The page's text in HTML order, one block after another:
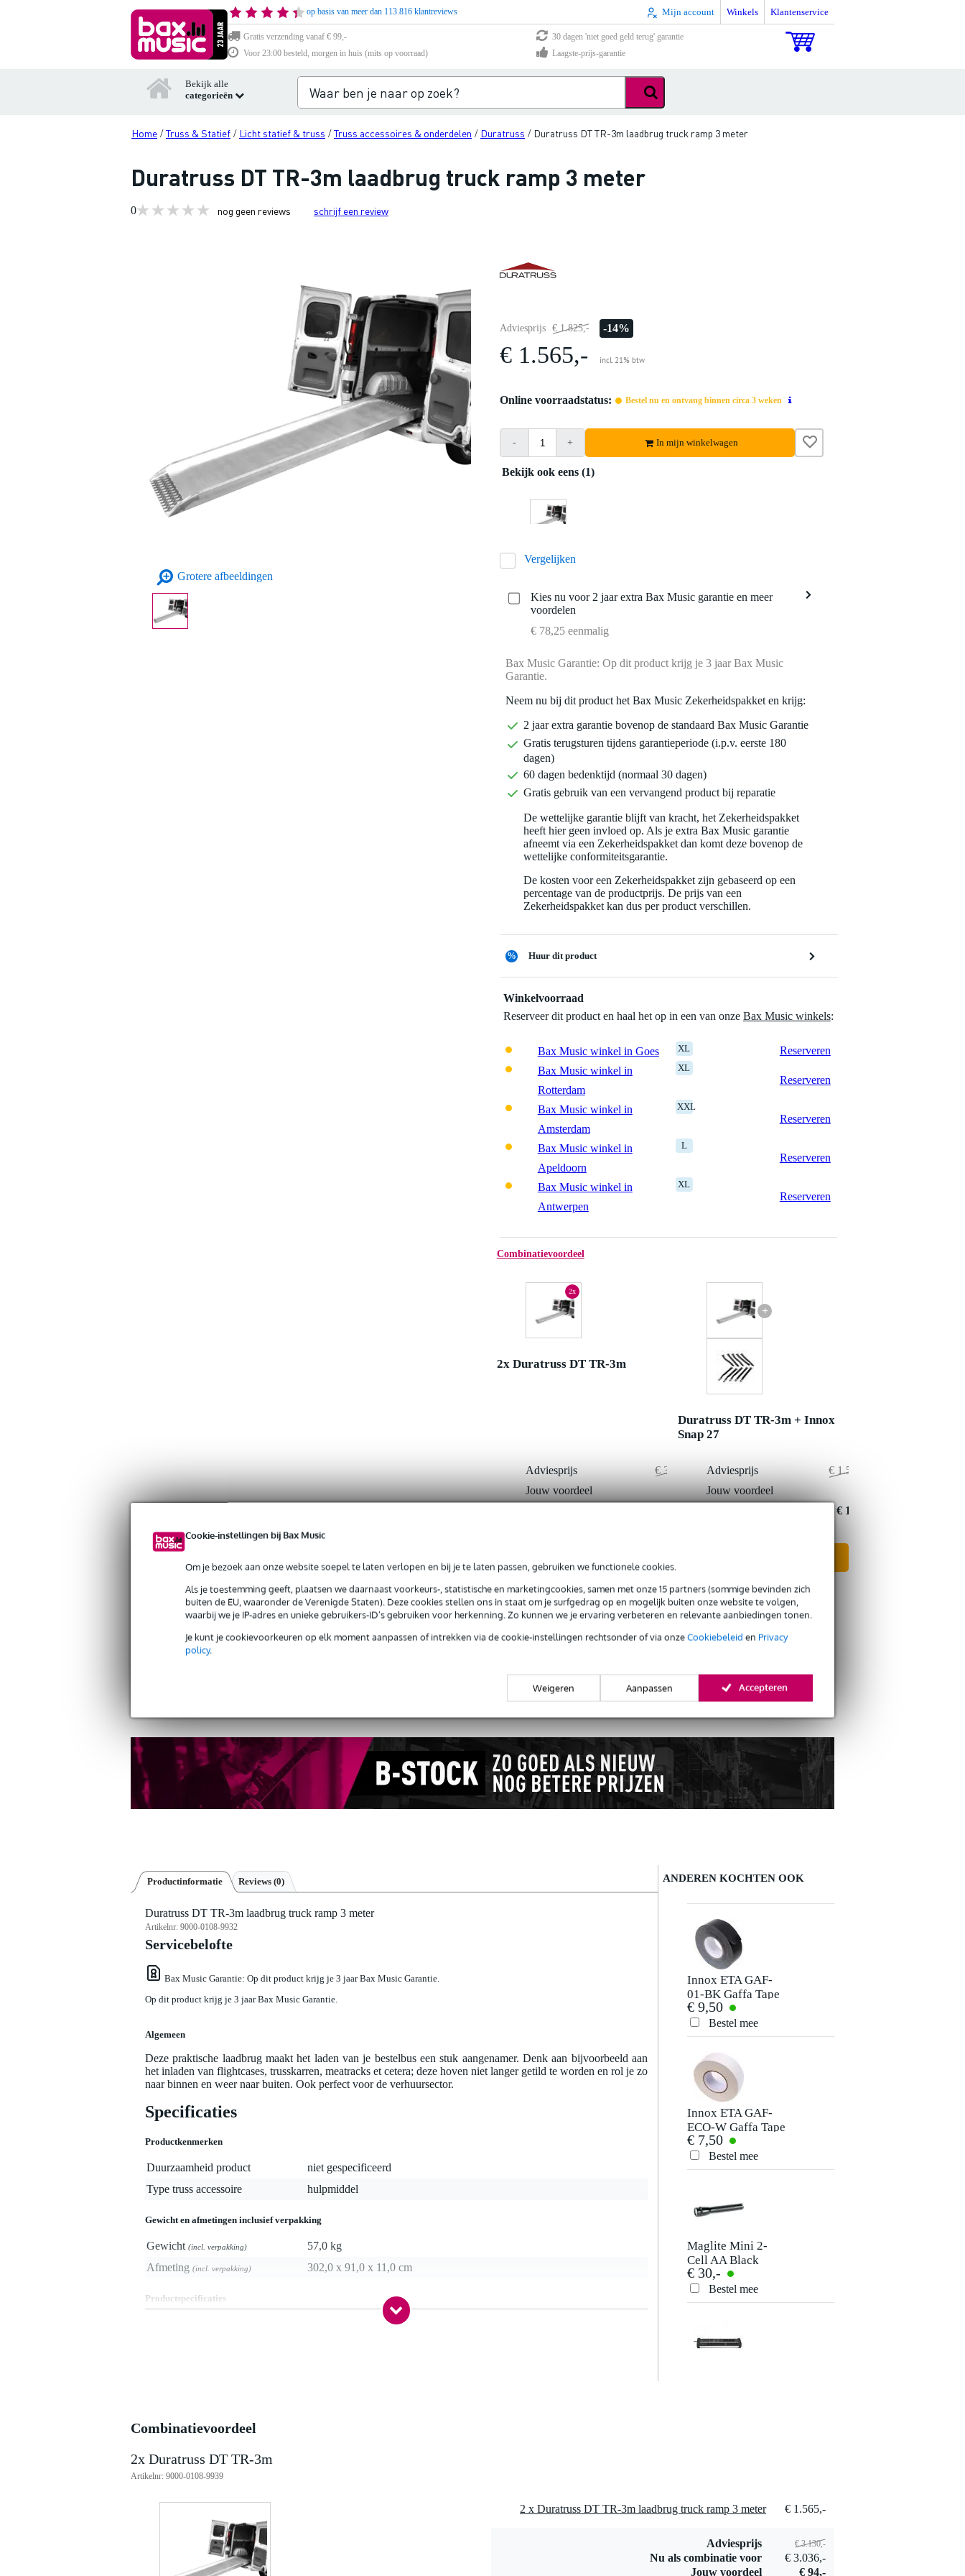
Cookie-instellingen bij Bax Music
Om je bezoek aan onze website soepel te laten verlopen en bij je te laten passen, gebruiken we functionele cookies.
Als je toestemming geeft, plaatsen we daarnaast voorkeurs-, statistische en marketingcookies, samen met onze 15 partners (sommige bevinden zich
buiten de EU, waaronder de Verenigde Staten). Deze cookies stellen ons in staat om je surfgedrag op en mogelijk buiten onze website te volgen,
waarbij we je IP-adres en unieke gebruikers-ID’s gebruiken voor herkenning. Zo kunnen we je ervaring verbeteren en relevante aanbiedingen tonen.
Je kunt je cookievoorkeuren op elk moment aanpassen of intrekken via de cookie-instellingen rechtsonder of via onzeCookiebeleid en Privacy
policy.
Weigeren Aanpassen Accepteren
op basis van meer dan 113.816 klantreviews Mijn account Winkels Klantenservice
Gratis verzending vanaf € 99,-
30 dagen 'niet goed geld terug' garantie
Voor 23:00 besteld, morgen in huis (mits op voorraad)
Laagste-prijs-garantie
Bekijk alle
categorieën
Home /Truss & Statief / Licht statief & truss /Truss accessoires & onderdelen / Duratruss / Duratruss DT TR-3m laadbrug truck ramp 3 meter
Duratruss DT TR-3m laadbrug truck ramp 3 meter
0 nog geen reviews schrijf een review
Grotere afbeeldingen
Adviesprijs € 1.825,- -14%
€ 1.565,- incl. 21% btw
Online voorraadstatus: Bestel nu en ontvang binnen circa 3 weken
- + In mijn winkelwagen
Bekijk ook eens (1)
Vergelijken
Kies nu voor 2 jaar extra Bax Music garantie en meer
voordelen
€ 78,25 eenmalig
Bax Music Garantie: Op dit product krijg je 3 jaar Bax Music
Garantie.
Neem nu bij dit product het Bax Music Zekerheidspakket en krijg:
2 jaar extra garantie bovenop de standaard Bax Music Garantie
Gratis terugsturen tijdens garantieperiode (i.p.v. eerste 180
dagen)
60 dagen bedenktijd (normaal 30 dagen)
Gratis gebruik van een vervangend product bij reparatie
De wettelijke garantie blijft van kracht, het Zekerheidspakket
heeft hier geen invloed op. Als je extra Bax Music garantie
afneemt via een Zekerheidspakket dan komt deze bovenop de
wettelijke conformiteitsgarantie.
De kosten voor een Zekerheidspakket zijn gebaseerd op een
percentage van de productprijs. De prijs van een
Zekerheidspakket kan dus per product verschillen.
% Huur dit product
Winkelvoorraad
Reserveer dit product en haal het op in een van onze Bax Music winkels:
Bax Music winkel in Goes XL
Reserveren
Bax Music winkel in
Rotterdam
XL
Reserveren
Bax Music winkel in
Amsterdam
XXL
Reserveren
Bax Music winkel in
Apeldoorn
L
Reserveren
Bax Music winkel in
Antwerpen
XL
Reserveren
Combinatievoordeel
2x
2x Duratruss DT TR-3m
Adviesprijs
€ 3.130,-
Jouw voordeel
€ 94,-
+
Duratruss DT TR-3m + Innox
Snap 27
Adviesprijs
€ 1.570,50
Jouw voordeel
€ 1.569,-
Productinformatie
Productinformatie Reviews (0)
Duratruss DT TR-3m laadbrug truck ramp 3 meter
Artikelnr: 9000-0108-9932
Servicebelofte
Bax Music Garantie: Op dit product krijg je 3 jaar Bax Music Garantie.
Op dit product krijg je 3 jaar Bax Music Garantie.
Algemeen
Deze praktische laadbrug maakt het laden van je bestelbus een stuk aangenamer. Denk aan bijvoorbeeld aan
het inladen van flightcases, trusskarren, meatracks et cetera; deze hoven niet langer getild te worden en rol je zo
naar binnen en weer naar buiten. Ook perfect voor de verhuursector.
Specificaties
Productkenmerken
Duurzaamheid product
niet gespecificeerd
Type truss accessoire
hulpmiddel
Gewicht en afmetingen inclusief verpakking
Gewicht (incl. verpakking)
57,0 kg
Afmeting (incl. verpakking) 302,0 x 91,0 x 11,0 cm
Productspecificaties
Schrijf zelf een review
Je naam
Je beoordeling
Je ervaring
Verstuur
Er zijn nog geen reviews voor dit product.
ANDEREN KOCHTEN OOK
Innox ETA GAF-
01-BK Gaffa Tape
50 mm x 50 m
zwart
€ 9,50
Bestel mee
Innox ETA GAF-
ECO-W Gaffa Tape
50 mm x 50 m wit
€ 7,50
Bestel mee
Maglite Mini 2-
Cell AA Black
(Box) zaklamp,
incl. batterijen
€ 30,-
Bestel mee
Maglite Mini Pro
Black (Box)
zaklamp, incl.
batterijen
€ 61,-
Bestel mee
Combinatievoordeel
2x Duratruss DT TR-3m
Artikelnr: 9000-0108-9939
2 x Duratruss DT TR-3m laadbrug truck ramp 3 meter € 1.565,-
Adviesprijs € 3.130,-
Nu als combinatie voor
€ 3.036,-
Jouw voordeel
€ 94,-